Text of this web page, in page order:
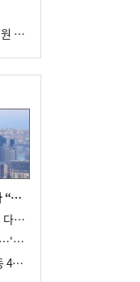
메리츠, 홈플러스 회생 긴급자금 2000억 원 지원 승인
수도권과 다른데 같은 규제…부산 건설사 “쓰러지기 직전”
부산지역 준공 후 미분양 주택, 석 달 만에 다시 3000가구 넘어서
대연·문현 생활권, 전 세대 4베이 판상형…‘더샵 트리센트’ 내달 분양
더블역세권·평지·학군 ‘삼박자’…대연동 42층 브랜드 단지